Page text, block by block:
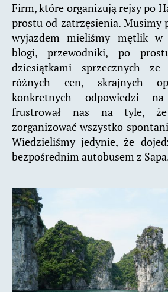
Firm, które organizują rejsy po
prostu od zatrzęsienia. Musimy
wyjazdem mieliśmy mętlik w
blogi, przewodniki, po
dziesiątkami sprzecznych
różnych cen, skrajnych
konkretnych odpowiedzi
frustrował nas na tyle, że
zorganizować wszystko
Wiedzieliśmy jedynie, że
bezpośrednim autobusem z